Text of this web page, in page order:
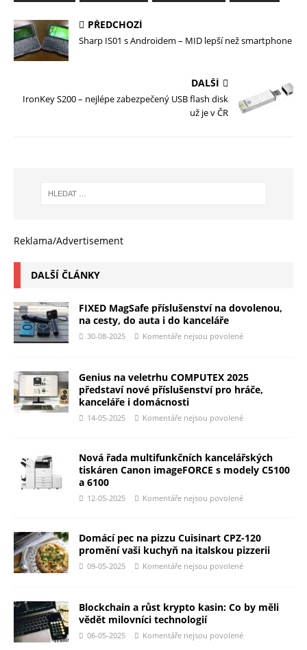
PŘEDCHOZÍ
Sharp IS01 s Androidem – MID lepší než smartphone
DALŠÍ
IronKey S200 – nejlépe zabezpečený USB flash disk
už je v ČR
Reklama/Advertisement
DALŠÍ ČLÁNKY
FIXED MagSafe příslušenství na dovolenou,
na cesty, do auta i do kanceláře
30-08-2025 Komentáře nejsou povolené
Genius na veletrhu COMPUTEX 2025
představí nové příslušenství pro hráče,
kanceláře i domácnosti
14-05-2025 Komentáře nejsou povolené
Nová řada multifunkčních kancelářských
tiskáren Canon imageFORCE s modely C5100
a 6100
12-05-2025 Komentáře nejsou povolené
Domácí pec na pizzu Cuisinart CPZ-120
promění vaši kuchyň na italskou pizzerii
09-05-2025 Komentáře nejsou povolené
Blockchain a růst krypto kasin: Co by měli
vědět milovníci technologií
06-05-2025 Komentáře nejsou povolené